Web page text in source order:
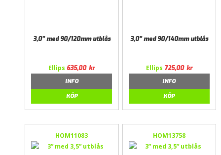
3,0” med 90/120mm utblås
Ellips 635,00 kr
INFO
KÖP
3,0” med 90/140mm utblås
Ellips 725,00 kr
INFO
KÖP
HOM11083 HOM13758